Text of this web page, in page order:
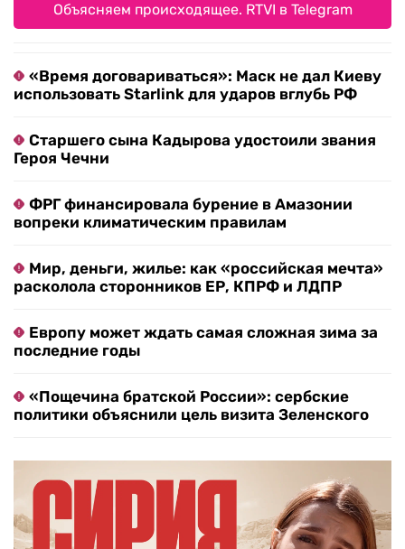
Объясняем происходящее. RTVI в Telegram
«Время договариваться»: Маск не дал Киеву
использовать Starlink для ударов вглубь РФ
Старшего сына Кадырова удостоили звания
Героя Чечни
ФРГ финансировала бурение в Амазонии
вопреки климатическим правилам
Мир, деньги, жилье: как «российская мечта»
расколола сторонников ЕР, КПРФ и ЛДПР
Европу может ждать самая сложная зима за
последние годы
«Пощечина братской России»: сербские
политики объяснили цель визита Зеленского